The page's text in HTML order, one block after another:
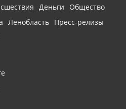
Деньги
Общество
Ленобласть Пресс-релизы